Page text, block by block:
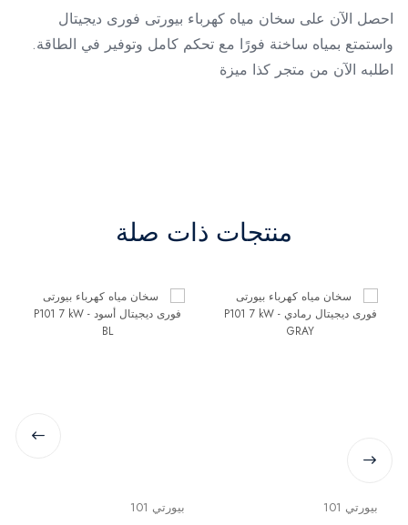
احصل الآن على سخان مياه كهرباء بيورتى فورى ديجيتال
واستمتع بمياه ساخنة فورًا مع تحكم كامل وتوفير في الطاقة.
اطلبه الآن من متجر كذا ميزة
منتجات ذات صلة
بيورتي 101 بيورتي 101